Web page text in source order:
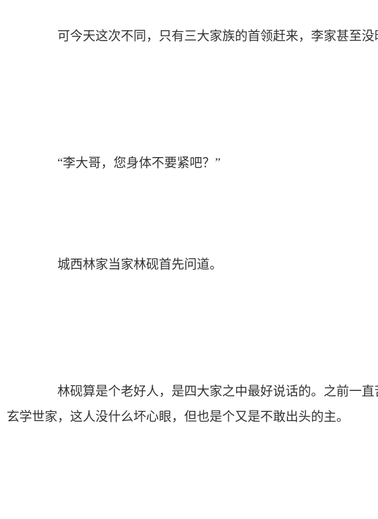
可今天这次不同，只有三大家族的首领赶来，李家甚至没时
“李大哥，您身体不要紧吧？”
城西林家当家林砚首先问道。
林砚算是个老好人，是四大家之中最好说话的。之前一直苦
玄学世家，这人没什么坏心眼，但也是个又是不敢出头的主。